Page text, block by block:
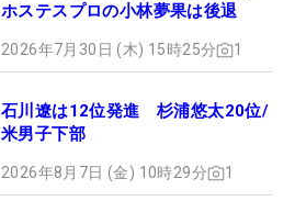
ホステスプロの小林夢果は後退
2026年7月30日 (木) 15時25分 1
石川遼は12位発進 杉浦悠太20位/
米男子下部
2026年8月7日 (金) 10時29分 1